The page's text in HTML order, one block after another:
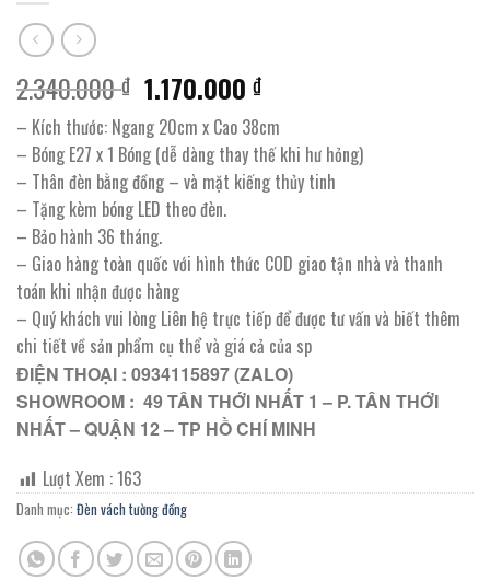
2.340.000₫ Giá
gốc
là:
2.340.000 ₫.
1.170.000₫Giá
hiện
tại
là:
1.170.000 ₫.
– Kích thước: Ngang 20cm x Cao 38cm
– Bóng E27 x 1 Bóng (dễ dàng thay thế khi hư hỏng)
– Thân đèn bằng đồng – và mặt kiếng thủy tinh
– Tặng kèm bóng LED theo đèn.
– Bảo hành 36 tháng.
– Giao hàng toàn quốc với hình thức COD giao tận nhà và thanh
toán khi nhận được hàng
– Quý khách vui lòng Liên hệ trực tiếp để được tư vấn và biết thêm
chi tiết về sản phẩm cụ thể và giá cả của sp
ĐIỆN THOẠI : 0934115897 (ZALO)
SHOWROOM : 49 TÂN THỚI NHẤT 1 – P. TÂN THỚI
NHẤT – QUẬN 12 – TP HỒ CHÍ MINH
Lượt Xem :163
Danh mục: Đèn vách tường đồng